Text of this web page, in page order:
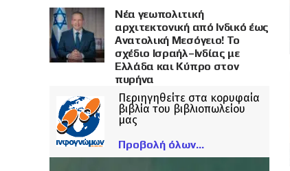
Νέα γεωπολιτική
αρχιτεκτονική από Ινδικό έως
Ανατολική Μεσόγειο! Το
σχέδιο Ισραήλ–Ινδίας με
Ελλάδα και Κύπρο στον
πυρήνα
Περιηγηθείτε στα κορυφαία
βιβλία του βιβλιοπωλείου
μας
Προβολή όλων